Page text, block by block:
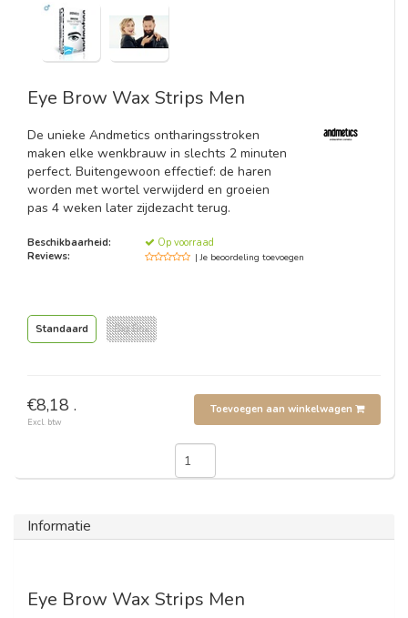
Eye Brow Wax Strips Men
De unieke Andmetics ontharingsstroken
maken elke wenkbrauw in slechts 2 minuten
perfect. Buitengewoon effectief: de haren
worden met wortel verwijderd en groeien
pas 4 weken later zijdezacht terug.
Beschikbaarheid:
Op voorraad
Reviews:
| Je beoordeling toevoegen
Standaard Big Box
€8,18 .
Excl. btw
Toevoegen aan winkelwagen
Informatie
Eye Brow Wax Strips Men